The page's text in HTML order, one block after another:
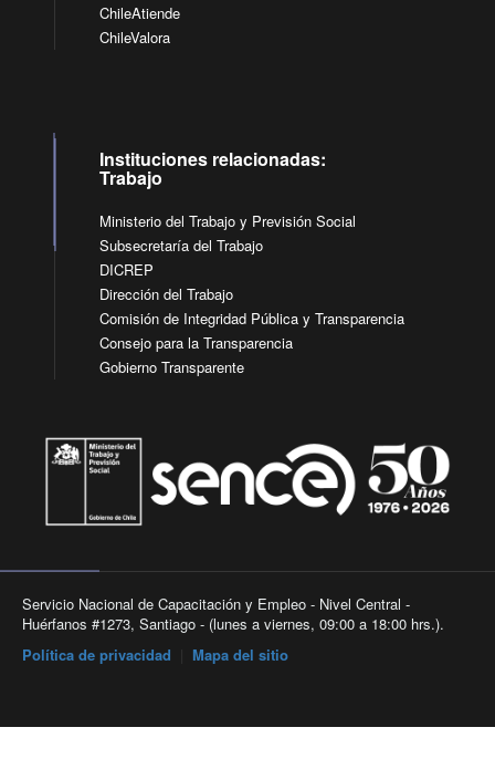
ChileAtiende
ChileValora
Instituciones relacionadas:
Trabajo
Ministerio del Trabajo y Previsión Social
Subsecretaría del Trabajo
DICREP
Dirección del Trabajo
Comisión de Integridad Pública y Transparencia
Consejo para la Transparencia
Gobierno Transparente
Servicio Nacional de Capacitación y Empleo - Nivel Central -
Huérfanos #1273, Santiago - (lunes a viernes, 09:00 a 18:00 hrs.).
Política de privacidad
Mapa del sitio